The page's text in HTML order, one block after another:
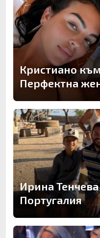
Кристиано
Перфектна
Ирина
Португалия